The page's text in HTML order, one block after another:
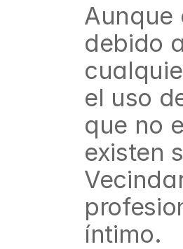
Aunque
debido
el uso
que no
existen
íntimo.